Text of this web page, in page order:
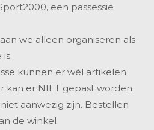
een passessie
we alleen organiseren als
kunnen er wél artikelen
kan er NIET gepast worden
aanwezig zijn. Bestellen
de winkel